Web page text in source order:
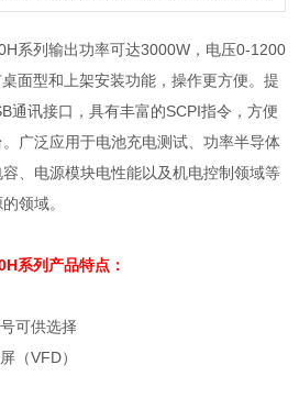
系列输出功率可达3000W，电压0-1200
面型和上架安装功能，操作更方便。提
通讯接口，具有丰富的SCPI指令，方便
广泛应用于电池充电测试、功率半导体
、电源模块电性能以及机电控制领域等
领域。
系列产品特点：
可供选择
（VFD）